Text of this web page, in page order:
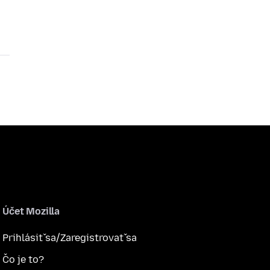
Účet Mozilla
Prihlásiť sa/Zaregistrovať sa
Čo je to?